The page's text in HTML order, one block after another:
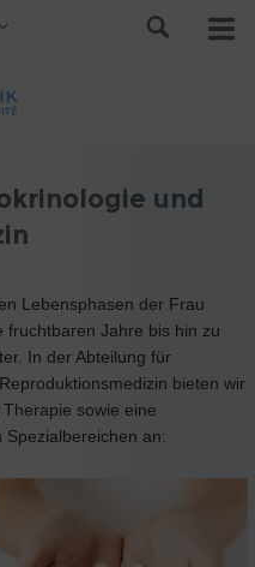
und
Lebensphasen der Frau
Jahre bis hin zu
In der Abteilung für
bieten wir
sowie eine
an: